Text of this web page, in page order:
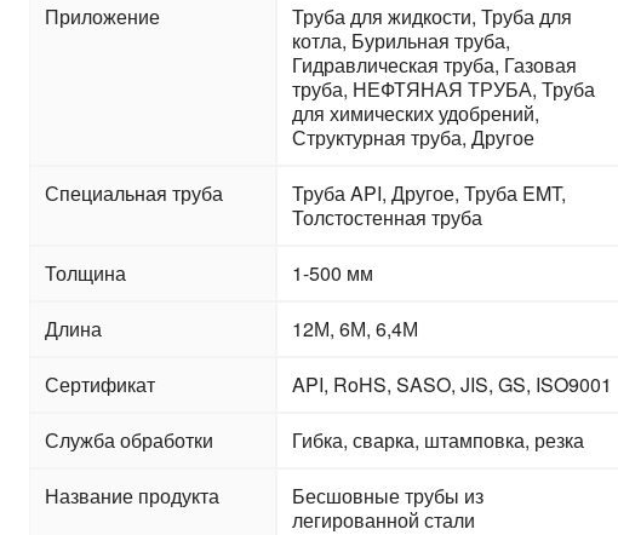
Приложение
Труба для жидкости, Труба для
котла, Бурильная труба,
Гидравлическая труба, Газовая
труба, НЕФТЯНАЯ ТРУБА, Труба
для химических удобрений,
Структурная труба, Другое
Специальная труба
Труба API, Другое, Труба EMT,
Толстостенная труба
Толщина
1-500 мм
Длина
12М, 6М, 6,4М
Сертификат
API, RoHS, SASO, JIS, GS, ISO9001
Служба обработки
Гибка, сварка, штамповка, резка
Название продукта
Бесшовные трубы из
легированной стали